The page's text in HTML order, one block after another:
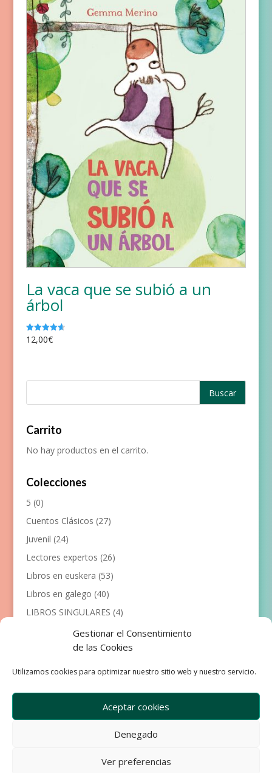
Gestionar el Consentimiento
de las Cookies
Utilizamos cookies para optimizar nuestro sitio web y nuestro servicio.
Aceptar cookies
Denegado
Ver preferencias
La vaca que se subió a un
árbol
Valorado
con
12,00€
Carrito
No hay productos en el carrito.
Colecciones
5 (0)
Cuentos Clásicos (27)
Juvenil (24)
Lectores expertos (26)
Libros en euskera (53)
Libros en galego (40)
LIBROS SINGULARES (4)
Llibres en català (117)
Manualidades (53)
Primeros lectores
(101)
Aviso Legal
Condiciones de Venta